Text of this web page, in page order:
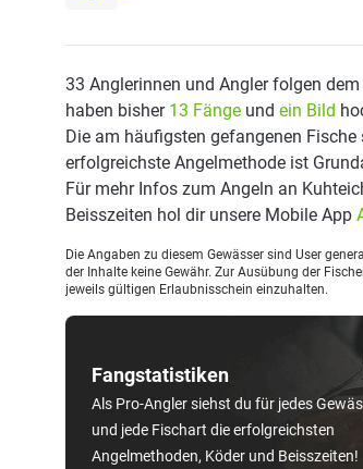
Fangstatistiken
Als Pro-Angler siehst du für jedes
und jede Fischart die erfolgreichsten
Angelmethoden, Köder und Beisszeiten!
33 Anglerinnen und Angler folgen
haben bisher 13 Fänge und ein Bild
Die am häufigsten gefangenen
erfolgreichste Angelmethode ist
Für mehr Infos zum Angeln an
Beisszeiten hol dir unsere Mobile App
Die Angaben zu diesem Gewässer sind User
der Inhalte keine Gewähr. Zur Ausübung der
jeweils gültigen Erlaubnisschein einzuhalten.